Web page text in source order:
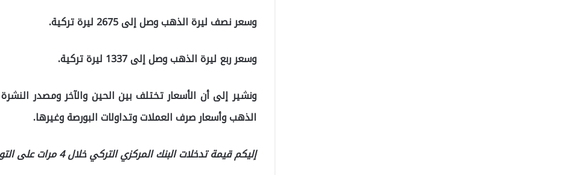
وسعر نصف ليرة الذهب وصل إلى 2675 ليرة تركية.
وسعر ربع ليرة الذهب وصل إلى 1337 ليرة تركية.
ونشير إلى أن الأسعار تختلف بين الحين والآخر ومصدر
الذهب وأسعار صرف العملات وتداولات البورصة وغيرها.
إليكم قيمة تدخلات البنك المركزي التركي خلال 4 مرات على التوالي